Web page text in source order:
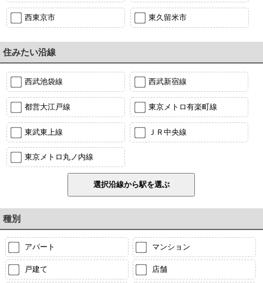
西東京市 東久留米市
住みたい沿線
西武池袋線 西武新宿線
都営大江戸線 東京メトロ有楽町線
東武東上線 ＪＲ中央線
東京メトロ丸ノ内線
種別
アパート マンション
戸建て 店舗